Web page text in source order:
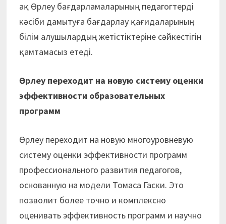
ақ Өрлеу бағдарламаларының педагогтерді
кәсіби дамытуға бағдарлау қағидаларының
білім алушылардың жетістіктеріне сәйкестігін
қамтамасыз етеді.
Өрлеу переходит на новую систему оценки
эффективности образовательных
программ
Өрлеу переходит на новую многоуровневую
систему оценки эффективности программ
профессионального развития педагогов,
основанную на модели Томаса Гаски. Это
позволит более точно и комплексно
оценивать эффективность программ и научно